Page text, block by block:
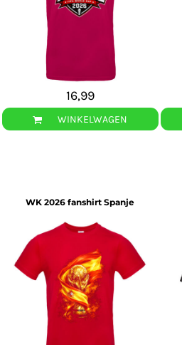
16,99
WINKELWAGEN
WK 2026 fanshirt Spanje